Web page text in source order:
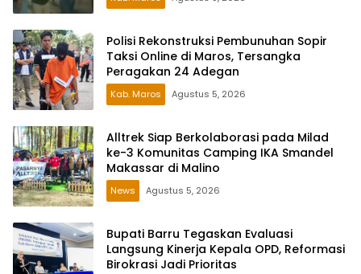
Polisi Rekonstruksi Pembunuhan Sopir
Taksi Online di Maros, Tersangka
Peragakan 24 Adegan
Kab. Maros Agustus 5, 2026
Alltrek Siap Berkolaborasi pada Milad
ke-3 Komunitas Camping IKA Smandel
Makassar di Malino
News Agustus 5, 2026
Bupati Barru Tegaskan Evaluasi
Langsung Kinerja Kepala OPD, Reformasi
Birokrasi Jadi Prioritas